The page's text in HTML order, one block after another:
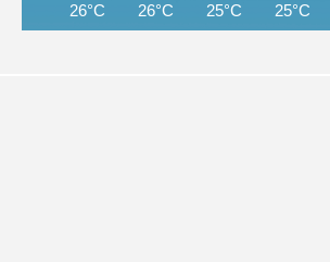
26°C 26°C 25°C 25°C